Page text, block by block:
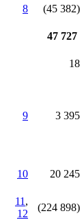
8 (45 382)
47 727
18
9 3 395
10 20 245
11 ,
12
(224 898)